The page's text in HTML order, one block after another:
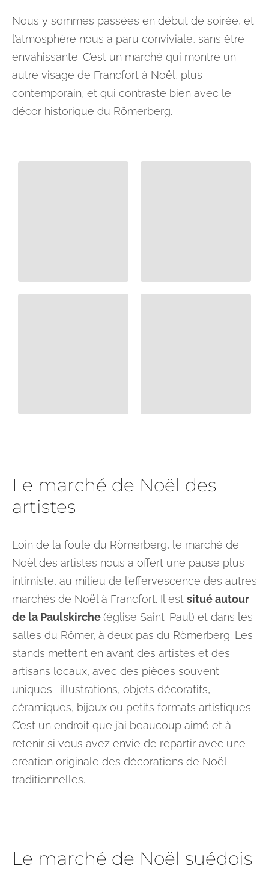
Nous y sommes passées en début de soirée, et
l’atmosphère nous a paru conviviale, sans être
envahissante. C’est un marché qui montre un
autre visage de Francfort à Noël, plus
contemporain, et qui contraste bien avec le
décor historique du Römerberg.
Le marché de Noël des
artistes
Loin de la foule du Römerberg, le marché de
Noël des artistes nous a offert une pause plus
intimiste, au milieu de l’effervescence des autres
marchés de Noël à Francfort. Il est situé autour
de la Paulskirche(église Saint-Paul) et dans les
salles du Römer, à deux pas du Römerberg. Les
stands mettent en avant des artistes et des
artisans locaux, avec des pièces souvent
uniques : illustrations, objets décoratifs,
céramiques, bijoux ou petits formats artistiques.
C’est un endroit que j’ai beaucoup aimé et à
retenir si vous avez envie de repartir avec une
création originale des décorations de Noël
traditionnelles.
Le marché de Noël suédois